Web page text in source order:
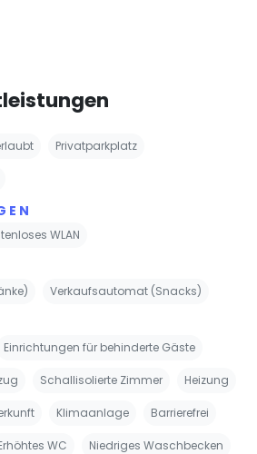
Privatparkplatz
WLAN
Verkaufsautomat (Snacks)
Einrichtungen für behinderte Gäste
Schallisolierte Zimmer Heizung
Klimaanlage Barrierefrei
WC Niedriges Waschbecken